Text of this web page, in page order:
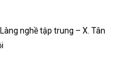
nghề tập trung – X. Tân